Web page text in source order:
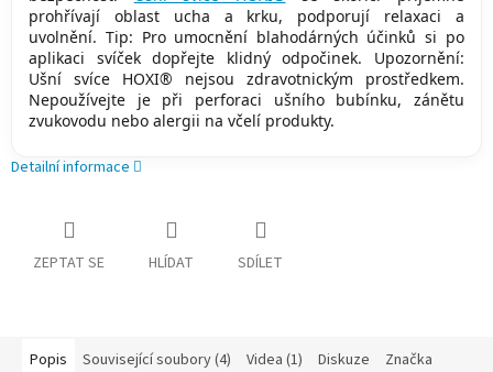
prohřívají oblast ucha a krku, podporují relaxaci a
uvolnění. Tip: Pro umocnění blahodárných účinků si po
aplikaci svíček dopřejte klidný odpočinek. Upozornění:
Ušní svíce HOXI® nejsou zdravotnickým prostředkem.
Nepoužívejte je při perforaci ušního bubínku, zánětu
zvukovodu nebo alergii na včelí produkty.
Detailní informace
ZEPTAT SE HLÍDAT SDÍLET
Popis Související soubory (4) Videa (1) Diskuze Značka